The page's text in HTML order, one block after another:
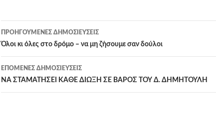
Πλοήγηση
άρθρων
ΠΡΟΗΓΟΎΜΕΝΕΣ ΔΗΜΟΣΙΕΎΣΕΙΣ
Όλοι κι όλες στο δρόμο – να μη ζήσουμε σαν δούλοι
ΕΠΌΜΕΝΕΣ ΔΗΜΟΣΙΕΎΣΕΙΣ
ΝΑ ΣΤΑΜΑΤΗΣΕΙ ΚΑΘΕ ΔΙΩΞΗ ΣΕ ΒΑΡΟΣ ΤΟΥ Δ. ΔΗΜΗΤΟΥΛΗ